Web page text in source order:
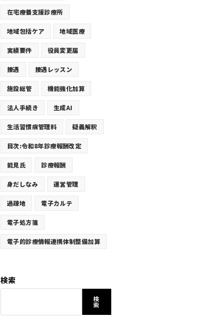
在宅療養支援診療所
地域包括ケア 地域医療
実績要件 役員変更届
接遇 接遇レッスン
施設総管 機能強化加算
法人手続き 生成AI
生活習慣病管理料 疑義解釈
目次:令和8年診療報酬改定
能見氏 診療報酬
身だしなみ 運営管理
過疎地 電子カルテ
電子処方箋
電子的診療情報連携体制整備加算
検索
検
索